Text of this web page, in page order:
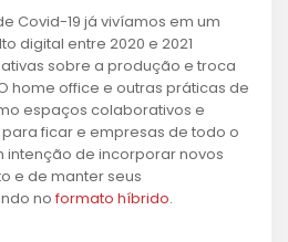
Covid-19 já vivíamos em um
digital entre 2020 e 2021
sobre a produção e troca
home office e outras práticas de
espaços colaborativos e
ficar e empresas de todo o
de incorporar novos
e de manter seus
noformato híbrido.